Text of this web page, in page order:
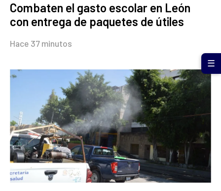
Combaten el gasto escolar en León
con entrega de paquetes de útiles
Hace 37 minutos
☰